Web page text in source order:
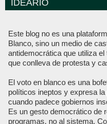
IDEARIO
Este blog no es una
Blanco, sino un medio de
antidemocrática que utiliza el
que conlleva de protesta y
El voto en blanco es una
políticos ineptos y expresa
cuando padece gobiernos
Es un gesto democrático de
programas, no al sistema.